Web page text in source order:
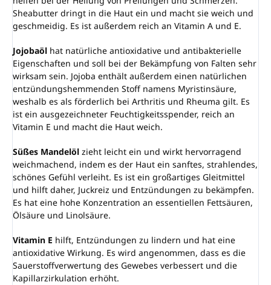
Sheabutter dringt in die Haut ein und macht sie weich und
geschmeidig. Es ist außerdem reich an Vitamin A und E.
Jojobaöl hat natürliche antioxidative und antibakterielle
Eigenschaften und soll bei der Bekämpfung von Falten sehr
wirksam sein. Jojoba enthält außerdem einen natürlichen
entzündungshemmenden Stoff namens Myristinsäure,
weshalb es als förderlich bei Arthritis und Rheuma gilt. Es
ist ein ausgezeichneter Feuchtigkeitsspender, reich an
Vitamin E und macht die Haut weich.
Süßes Mandelöl zieht leicht ein und wirkt hervorragend
weichmachend, indem es der Haut ein sanftes, strahlendes,
schönes Gefühl verleiht. Es ist ein großartiges Gleitmittel
und hilft daher, Juckreiz und Entzündungen zu bekämpfen.
Es hat eine hohe Konzentration an essentiellen Fettsäuren,
Ölsäure und Linolsäure.
Vitamin E hilft, Entzündungen zu lindern und hat eine
antioxidative Wirkung. Es wird angenommen, dass es die
Sauerstoffverwertung des Gewebes verbessert und die
Kapillarzirkulation erhöht.